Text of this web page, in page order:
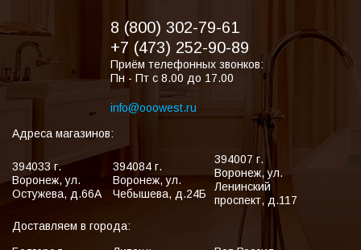
8 (800) 302-79-61
+7 (473) 252-90-89
Приём телефонных звонков:
Пн - Пт с 8.00 до 17.00
info@ooowest.ru
Адреса магазинов:
394033 г.
Воронеж,ул.
Остужева, д.66А
394084 г.
Воронеж,ул.
Чебышева, д.24Б
394007 г.
Воронеж,ул.
Ленинский
проспект, д.117
Доставляем в города: